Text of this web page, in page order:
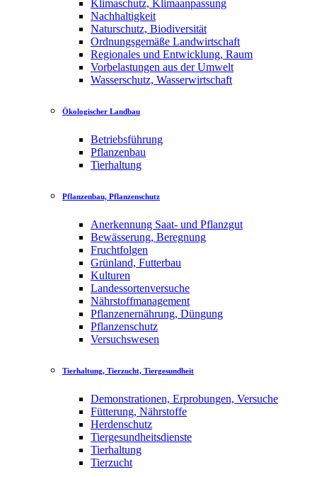
Klimaschutz, Klimaanpassung
Nachhaltigkeit
Naturschutz, Biodiversität
Ordnungsgemäße Landwirtschaft
Regionales und Entwicklung, Raum
Vorbelastungen aus der Umwelt
Wasserschutz, Wasserwirtschaft
Ökologischer Landbau
Betriebsführung
Pflanzenbau
Tierhaltung
Pflanzenbau, Pflanzenschutz
Anerkennung Saat- und Pflanzgut
Bewässerung, Beregnung
Fruchtfolgen
Grünland, Futterbau
Kulturen
Landessortenversuche
Nährstoffmanagement
Pflanzenernährung, Düngung
Pflanzenschutz
Versuchswesen
Tierhaltung, Tierzucht, Tiergesundheit
Demonstrationen, Erprobungen, Versuche
Fütterung, Nährstoffe
Herdenschutz
Tiergesundheitsdienste
Tierhaltung
Tierzucht